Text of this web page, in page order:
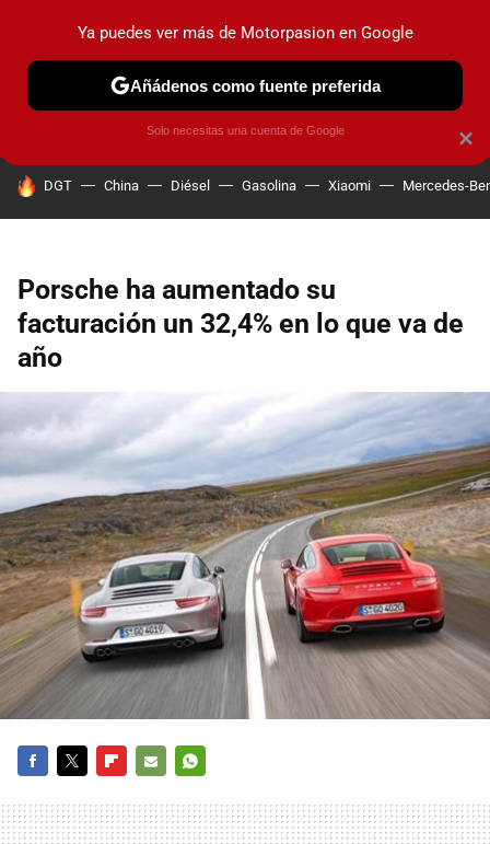
PRUEBAS COCHES ELÉCTRICOS OBSERVATORIO
HOY SE HABLA DE
DGT China Diésel Gasolina Xiaomi Mercedes-
Porsche ha aumentado su
facturación un 32,4% en lo que va de
año
MAIL
×
Ya puedes ver más de Motorpasion en Google
Añádenos como fuente preferida
Solo necesitas una cuenta de Google